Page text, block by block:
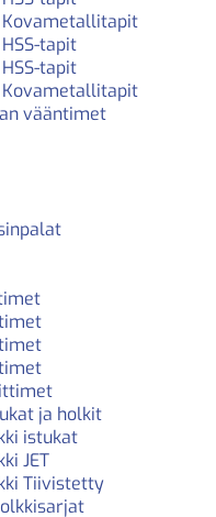
tapit
tapit
Kovametallitapit
vääntimet
ja holkit
istukat
JET
Tiivistetty